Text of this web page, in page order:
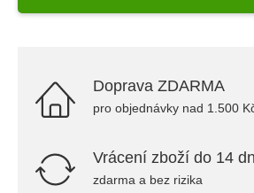
Doprava ZDARMA
pro objednávky nad 1.500
Vrácení zboží do 14
zdarma a bez rizika